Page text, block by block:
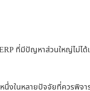
ที่มีปัญหาส่วนใหญ่ไม่ได้
หนึ่งในหลายปัจจัยที่ควรพิ